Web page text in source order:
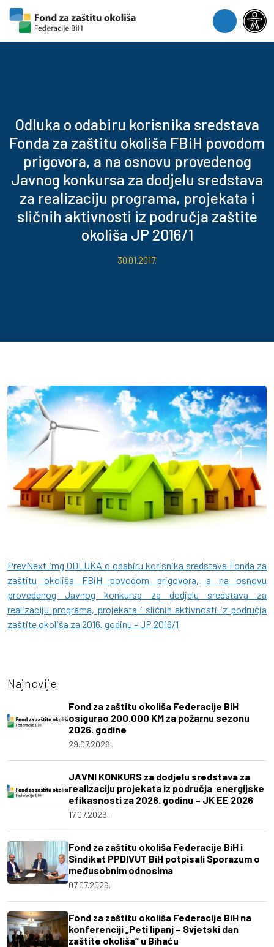
Skip to content
Skip to footer
Menu
Odluka o odabiru korisnika sredstava
Fonda za zaštitu okoliša FBiH povodom
prigovora, a na osnovu provedenog
Javnog konkursa za dodjelu sredstava
za realizaciju programa, projekata i
sličnih aktivnosti iz područja zaštite
okoliša JP 2016/1
30.01.2017.
PrevNext img ODLUKA o odabiru korisnika sredstava Fonda za
zaštitu okoliša FBiH povodom prigovora, a na osnovu
provedenog Javnog konkursa za dodjelu sredstava za
realizaciju programa, projekata i sličnih aktivnosti iz područja
zaštite okoliša za 2016. godinu – JP 2016/1
Najnovije
Fond za zaštitu okoliša Federacije BiH
osigurao 200.000 KM za požarnu sezonu
2026. godine
29.07.2026.
JAVNI KONKURS za dodjelu sredstava za
realizaciju projekata iz područja energijske
efikasnosti za 2026. godinu – JK EE 2026
17.07.2026.
Fond za zaštitu okoliša Federacije BiH i
Sindikat PPDIVUT BiH potpisali Sporazum o
međusobnim odnosima
07.07.2026.
Fond za zaštitu okoliša Federacije BiH na
konferenciji „Peti lipanj – Svjetski dan
zaštite okoliša“ u Bihaću